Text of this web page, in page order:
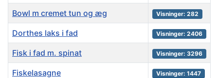
Bowl m cremet tun og æg Visninger: 282
Dorthes laks i fad Visninger: 2406
Fisk i fad m. spinat Visninger: 3296
Fiskelasagne Visninger: 1447